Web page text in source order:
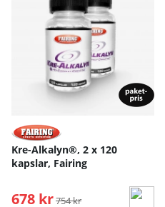
Kre-Alkalyn®, 2 x 120
kapslar, Fairing
678 krOrdinarie pris:
754 kr